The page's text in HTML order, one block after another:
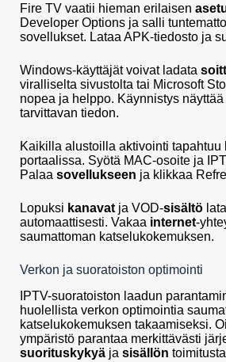
Fire TV vaatii hieman erilaisen
Developer Options ja salli
sovellukset. Lataa APK-tiedosto ja
Windows-käyttäjät voivat ladata
viralliselta sivustolta tai Microsoft
nopea ja helppo. Käynnistys
tarvittavan tiedon.
Kaikilla alustoilla aktivointi tapahtuu
portaalissa. Syötä MAC-osoite ja
Palaa sovellukseen ja klikkaa
Lopuksi kanavat ja VOD-sisältö
automaattisesti. Vakaa internet-
saumattoman katselukokemuksen.
Verkon ja suoratoiston optimointi
IPTV-suoratoiston laadun
huolellista verkon optimointia
katselukokemuksen takaamiseksi.
ympäristö parantaa merkittävästi
suorituskykyä ja sisällön